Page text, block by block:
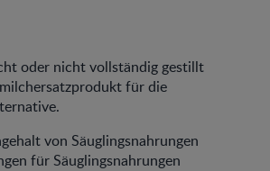
oder nicht vollständig gestillt
für die
von Säuglingsnahrungen
für Säuglingsnahrungen